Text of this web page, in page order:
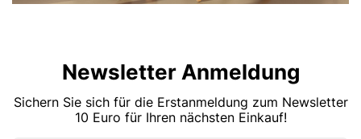
Newsletter Anmeldung
Sichern Sie sich für die Erstanmeldung zum Newsletter
10 Euro für Ihren nächsten Einkauf!